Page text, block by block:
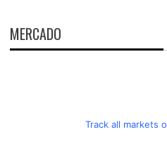
MERCADO
Track all markets